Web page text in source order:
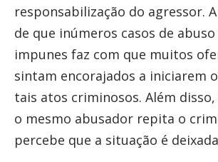
responsabilização do agressor.
de que inúmeros casos de
impunes faz com que muitos
sintam encorajados a iniciarem
tais atos criminosos. Além
o mesmo abusador repita o
percebe que a situação é